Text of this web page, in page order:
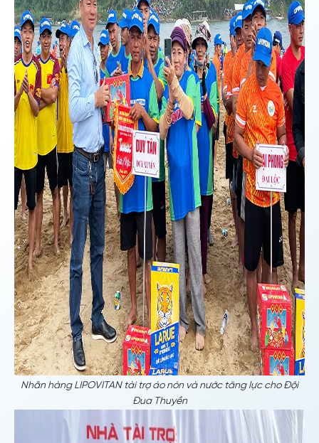
Nhãn hàng LIPOVITAN tài trợ áo nón và nước tăng lực cho Đội
Đua Thuyền